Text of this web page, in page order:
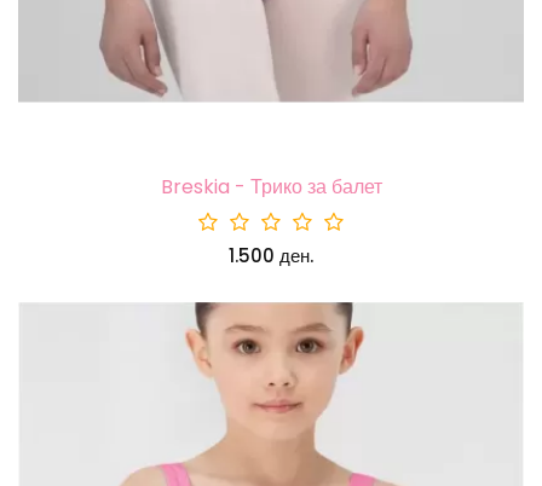
Breskia - Трико за балет
1.500 ден.